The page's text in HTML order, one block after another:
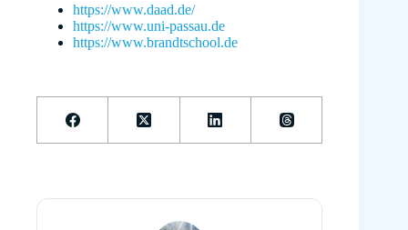
https://www.daad.de/
https://www.uni-passau.de
https://www.brandtschool.de